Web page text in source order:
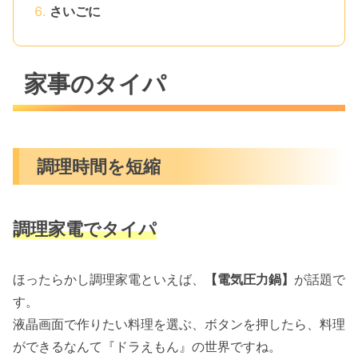
さいごに
家事のタイパ
調理時間を短縮
調理家電でタイパ
ほったらかし調理家電といえば、 【電気圧力鍋】 が話題で
す。
液晶画面で作りたい料理を選ぶ、ボタンを押したら、料理
ができるなんて『ドラえもん』の世界ですね。